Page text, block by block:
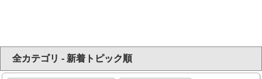
全カテゴリ - 新着トピック順